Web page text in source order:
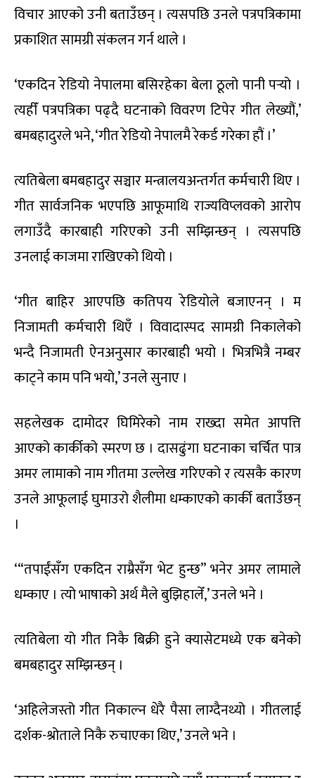
विचार आएको उनी बताउँछन् । त्यसपछि उनले पत्रपत्रिकामा
प्रकाशित सामग्री संकलन गर्न थाले ।
‘एकदिन रेडियो नेपालमा बसिरहेका बेला ठूलो पानी पर्‍यो ।
त्यहीँ पत्रपत्रिका पढ्दै घटनाको विवरण टिपेर गीत लेख्यौं,’
बमबहादुरले भने, ‘गीत रेडियो नेपालमै रेकर्ड गरेका हौं ।’
त्यतिबेला बमबहादुर सञ्चार मन्त्रालयअन्तर्गत कर्मचारी थिए ।
गीत सार्वजनिक भएपछि आफूमाथि राज्यविप्लवको आरोप
लगाउँदै कारबाही गरिएको उनी सम्झिन्छन् । त्यसपछि
उनलाई काजमा राखिएको थियो ।
‘गीत बाहिर आएपछि कतिपय रेडियोले बजाएनन् । म
निजामती कर्मचारी थिएँ । विवादास्पद सामग्री निकालेको
भन्दै निजामती ऐनअनुसार कारबाही भयो । भित्रभित्रै नम्बर
काट्ने काम पनि भयो,’ उनले सुनाए ।
सहलेखक दामोदर घिमिरेको नाम राख्दा समेत आपत्ति
आएको कार्कीको स्मरण छ । दासढुंगा घटनाका चर्चित पात्र
अमर लामाको नाम गीतमा उल्लेख गरिएको र त्यसकै कारण
उनले आफूलाई घुमाउरो शैलीमा धम्काएको कार्की बताउँछन्
।
‘“तपाईंसँग एकदिन राम्रैसँग भेट हुन्छ” भनेर अमर लामाले
धम्काए । त्यो भाषाको अर्थ मैले बुझिहालेँ,’ उनले भने ।
त्यतिबेला यो गीत निकै बिक्री हुने क्यासेटमध्ये एक बनेको
बमबहादुर सम्झिन्छन् ।
‘अहिलेजस्तो गीत निकाल्न धेरै पैसा लाग्दैनथ्यो । गीतलाई
दर्शक-श्रोताले निकै रुचाएका थिए,’ उनले भने ।